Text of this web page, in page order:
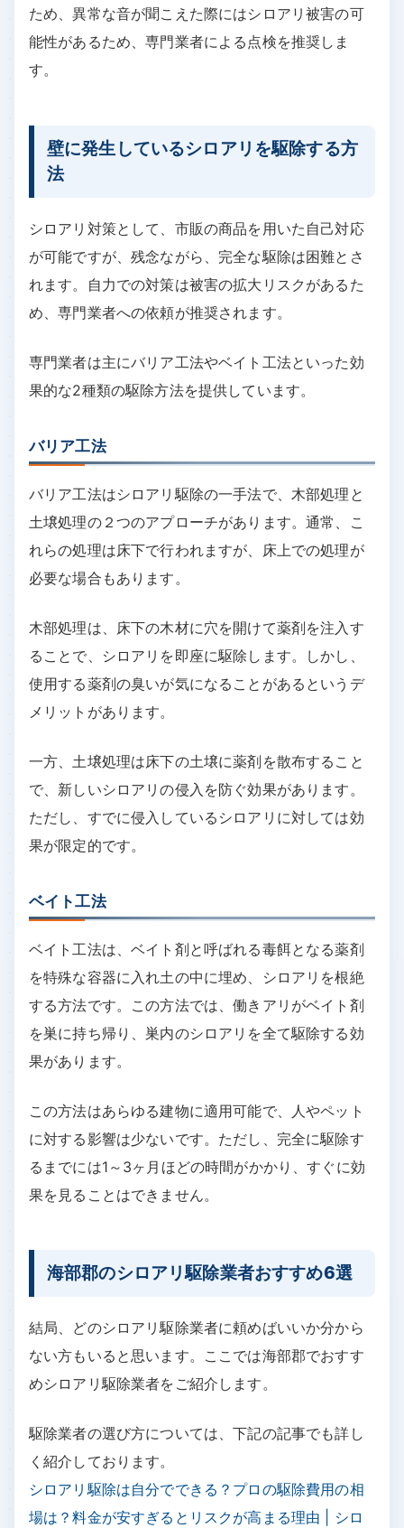
ため、異常な音が聞こえた際にはシロアリ被害の可
能性があるため、専門業者による点検を推奨しま
す。
壁に発生しているシロアリを駆除する方
法
シロアリ対策として、市販の商品を用いた自己対応
が可能ですが、残念ながら、完全な駆除は困難とさ
れます。自力での対策は被害の拡大リスクがあるた
め、専門業者への依頼が推奨されます。
専門業者は主にバリア工法やベイト工法といった効
果的な2種類の駆除方法を提供しています。
バリア工法
バリア工法はシロアリ駆除の一手法で、木部処理と
土壌処理の２つのアプローチがあります。通常、こ
れらの処理は床下で行われますが、床上での処理が
必要な場合もあります。
木部処理は、床下の木材に穴を開けて薬剤を注入す
ることで、シロアリを即座に駆除します。しかし、
使用する薬剤の臭いが気になることがあるというデ
メリットがあります。
一方、土壌処理は床下の土壌に薬剤を散布すること
で、新しいシロアリの侵入を防ぐ効果があります。
ただし、すでに侵入しているシロアリに対しては効
果が限定的です。
ベイト工法
ベイト工法は、ベイト剤と呼ばれる毒餌となる薬剤
を特殊な容器に入れ土の中に埋め、シロアリを根絶
する方法です。この方法では、働きアリがベイト剤
を巣に持ち帰り、巣内のシロアリを全て駆除する効
果があります。
この方法はあらゆる建物に適用可能で、人やペット
に対する影響は少ないです。ただし、完全に駆除す
るまでには1～3ヶ月ほどの時間がかかり、すぐに効
果を見ることはできません。
海部郡のシロアリ駆除業者おすすめ6選
結局、どのシロアリ駆除業者に頼めばいいか分から
ない方もいると思います。ここでは海部郡でおすす
めシロアリ駆除業者をご紹介します。
駆除業者の選び方については、下記の記事でも詳し
く紹介しております。
シロアリ駆除は自分でできる？プロの駆除費用の相
場は？料金が安すぎるとリスクが高まる理由 | シロ